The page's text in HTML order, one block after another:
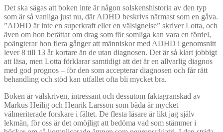
Det ska sägas att boken inte är någon solskenshistoria av den typ
som är så vanliga just nu, där ADHD beskrivs närmast som en gåva.
”ADHD är inte en superkraft eller en välsignelse” skriver Lotta, och
även om hon berättar om drag som för somliga kan vara en fördel,
poängterar hon flera gånger att människor med ADHD i genomsnitt
lever 8 till 13 år kortare än de utan diagnosen. Det är så klart jobbigt
att läsa, men Lotta förklarar samtidigt att det är en allvarlig diagnos
med god prognos – för den som accepterar diagnosen och får rätt
behandling och stöd kan utfallet ofta bli mycket bra.
Boken är välskriven, intressant och dessutom faktagranskad av
Markus Heilig och Henrik Larsson som båda är mycket
välmeriterade forskare i fältet. De flesta läsare är likt jag själv
lekmän, för oss är det omöjligt att bedöma vad som stämmer i